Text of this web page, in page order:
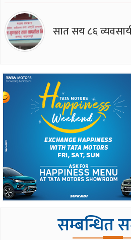
सात सय ८६
सम्बन्धित